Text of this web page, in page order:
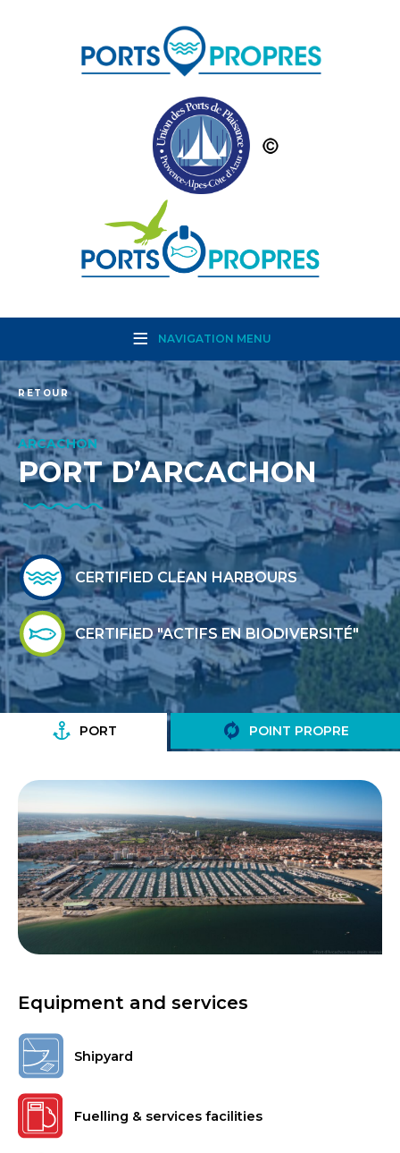
NAVIGATION MENU
RETOUR
ARCACHON
PORT D’ARCACHON
CERTIFIED CLEAN HARBOURS
CERTIFIED "ACTIFS EN BIODIVERSITÉ"
PORT POINT PROPRE
Equipment and services
Shipyard
Fuelling & services facilities